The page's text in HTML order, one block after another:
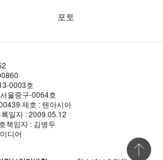
포토
0003호
울중구-0064호
제호 : 텐아시아
록일자 : 2009.05.12
책임자 : 김병두
디어
상단 바로